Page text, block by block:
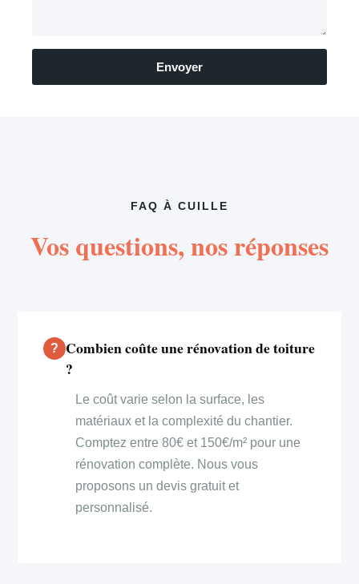
Envoyer
FAQ À CUILLE
Vos questions, nos réponses
Combien coûte une rénovation de toiture
?
Le coût varie selon la surface, les
matériaux et la complexité du chantier.
Comptez entre 80€ et 150€/m² pour une
rénovation complète. Nous vous
proposons un devis gratuit et
personnalisé.